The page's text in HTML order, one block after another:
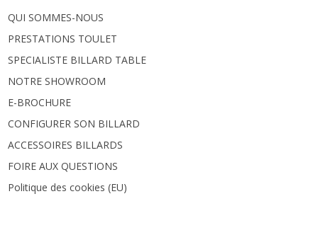
QUI SOMMES-NOUS
PRESTATIONS TOULET
SPECIALISTE BILLARD TABLE
NOTRE SHOWROOM
E-BROCHURE
CONFIGURER SON BILLARD
ACCESSOIRES BILLARDS
FOIRE AUX QUESTIONS
Politique des cookies (EU)